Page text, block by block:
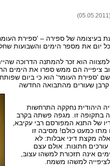
בעיצומה של ספירה – 'ספירת
יום את מספר הימים והשבועות
הוא זכר להמתנה הדרוכה
ציפייה הם ממש ספרו את הימים
'ספירת העומר' הוא כי ביום
קרבן שעורים מהתבואה החדשה
היהודית נחקקה התרחשות
בתקופה זו. מגפה פשתה בקרב
של התנא המפורסם רבי עקיבא,
33 ימים מתו כמעט כולם! מסיבה זו
אלה מקצת דיני אבלות: לא
חתונות. אולם עצם
אינה תזכורת למשהו עצוב,
למשהו משמח.